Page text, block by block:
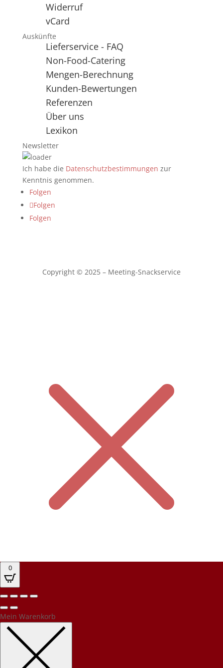
Widerruf
vCard
Auskünfte
Lieferservice - FAQ
Non-Food-Catering
Mengen-Berechnung
Kunden-Bewertungen
Referenzen
Über uns
Lexikon
Newsletter
Ich habe die Datenschutzbestimmungen zur
Kenntnis genommen.
Folgen
Folgen
Folgen
Copyright © 2025 – Meeting-Snackservice
0
Mein Warenkorb
Kundenbewertungen und Erfahrungen zu
PEC Party-Event-Catering